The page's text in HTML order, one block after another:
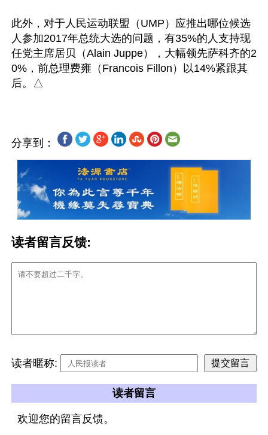
此外，对于人民运动联盟（UMP）应推出哪位候选
人参加2017年总统大选的问题，有35%的人支持现
任党主席居贝（Alain Juppe），大幅领先萨科齐的2
0%，前总理费雍（Francois Fillon）以14%紧跟其
分享到：
读者留言反馈:
读者暱称:
读者留言
欢迎您的留言反馈。